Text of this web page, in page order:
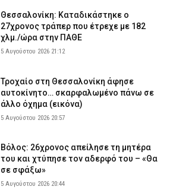
Θεσσαλονίκη: Καταδικάστηκε ο
27χρονος τράπερ που έτρεχε με 182
χλμ./ώρα στην ΠΑΘΕ
5 Αυγούστου 2026 21:12
Τροχαίο στη Θεσσαλονίκη άφησε
αυτοκίνητο… σκαρφαλωμένο πάνω σε
άλλο όχημα (εικόνα)
5 Αυγούστου 2026 20:57
Βόλος: 26χρονος απείλησε τη μητέρα
του και χτύπησε τον αδερφό του – «Θα
σε σφάξω»
5 Αυγούστου 2026 20:44